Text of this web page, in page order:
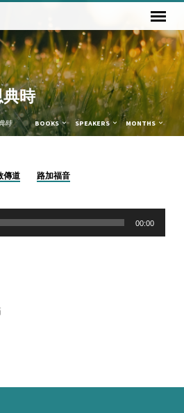
時
時 BOOKS SPEAKERS MONTHS
傳道 路加福音
00:00